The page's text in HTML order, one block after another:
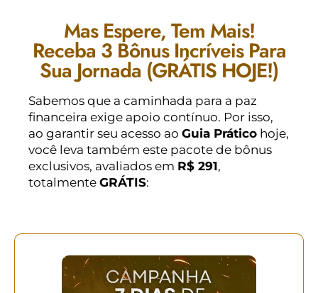
Mas Espere, Tem Mais!
Receba 3 Bônus Incríveis Para
Sua Jornada (GRÁTIS HOJE!)
Sabemos que a caminhada para a paz
financeira exige apoio contínuo. Por isso,
ao garantir seu acesso ao Guia Prático hoje,
você leva também este pacote de bônus
exclusivos, avaliados em R$ 291,
totalmente GRÁTIS: